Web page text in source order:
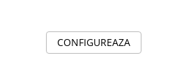
CONFIGUREAZA